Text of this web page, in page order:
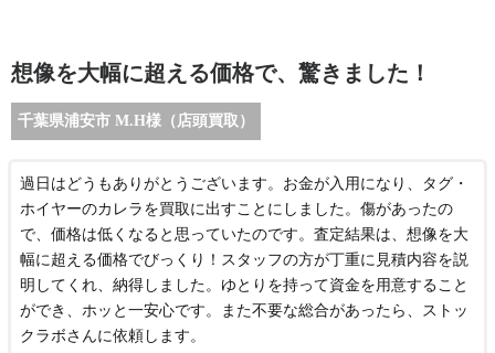
想像を大幅に超える価格で、驚きました！
千葉県浦安市 M.H様（店頭買取）
過日はどうもありがとうございます。お金が入用になり、タグ・
ホイヤーのカレラを買取に出すことにしました。傷があったの
で、価格は低くなると思っていたのです。査定結果は、想像を大
幅に超える価格でびっくり！スタッフの方が丁重に見積内容を説
明してくれ、納得しました。ゆとりを持って資金を用意すること
ができ、ホッと一安心です。また不要な総合があったら、ストッ
クラボさんに依頼します。